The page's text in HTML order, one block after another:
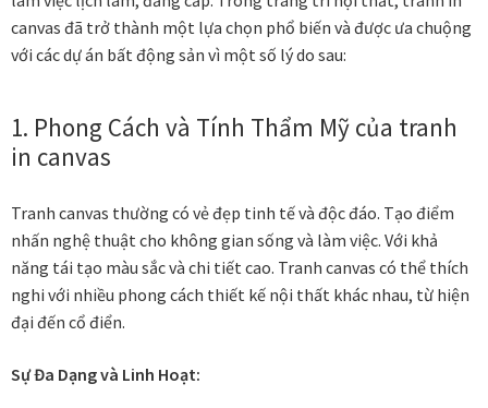
canvas đã trở thành một lựa chọn phổ biến và được ưa chuộng
với các dự án bất động sản vì một số lý do sau:
1. Phong Cách và Tính Thẩm Mỹ của tranh
in canvas
Tranh canvas thường có vẻ đẹp tinh tế và độc đáo. Tạo điểm
nhấn nghệ thuật cho không gian sống và làm việc. Với khả
năng tái tạo màu sắc và chi tiết cao. Tranh canvas có thể thích
nghi với nhiều phong cách thiết kế nội thất khác nhau, từ hiện
đại đến cổ điển.
Sự Đa Dạng và Linh Hoạt: